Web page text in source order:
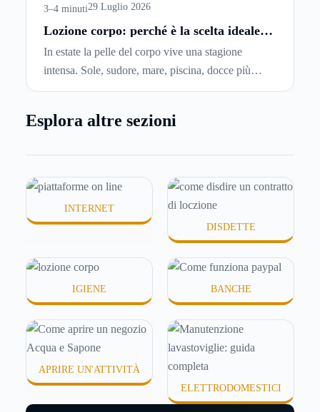
locazioneprima che scada. In questa guida
capiremo come inviare la disdetta per un contratto
3–4 minuti29 Luglio 2026
Lozione corpo: perché è la scelta ideale
In estate la pelle del corpo vive una stagione
intensa. Sole, sudore, mare, piscina, docce più
frequenti e aria condizionata possono renderla
meno confortevole. Eppure, proprio nei mesi caldi,
o difficili da assorbire.
Esplora altre sezioni
INTERNET
DISDETTE
IGIENE BANCHE
APRIRE UN'ATTIVITÀ
ELETTRODOMESTICI